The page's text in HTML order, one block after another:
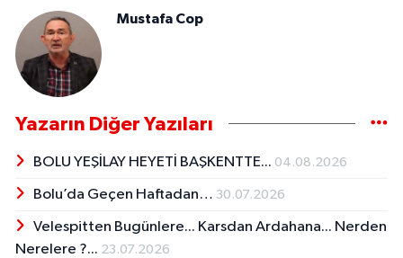
Mustafa Cop
Yazarın Diğer Yazıları
BOLU YEŞİLAY HEYETİ BAŞKENTTE... 04.08.2026
Bolu’da Geçen Haftadan… 30.07.2026
Velespitten Bugünlere... Karsdan Ardahana... Nerden
Nerelere ?... 23.07.2026